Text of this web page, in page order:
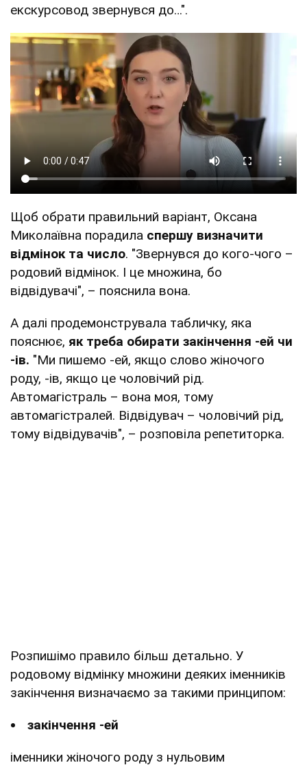
екскурсовод звернувся до…".
Щоб обрати правильний варіант, Оксана
Миколаївна порадила спершу визначити
відмінок та число. "Звернувся до кого-чого –
родовий відмінок. І це множина, бо
відвідувачі", – пояснила вона.
А далі продемонструвала табличку, яка
пояснює, як треба обирати закінчення -ей чи
-ів. "Ми пишемо -ей, якщо слово жіночого
роду, -ів, якщо це чоловічий рід.
Автомагістраль – вона моя, тому
автомагістралей. Відвідувач – чоловічий рід,
тому відвідувачів", – розповіла репетиторка.
Розпишімо правило більш детально. У
родовому відмінку множини деяких іменників
закінчення визначаємо за такими принципом:
закінчення -ей
іменники жіночого роду з нульовим